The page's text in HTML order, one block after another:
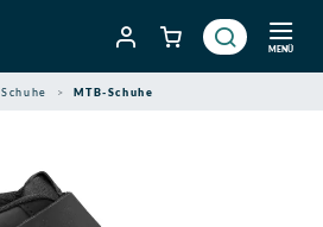
MENÜ
Schuhe MTB-Schuhe